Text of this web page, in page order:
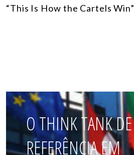
“This Is How the Cartels Win”
O THINK TANK DE
REFERÊNCIA EM